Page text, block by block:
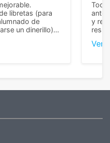
libretas (para
de
un dinerillo) y
buena calidad
Todo
y
Ver
últimas